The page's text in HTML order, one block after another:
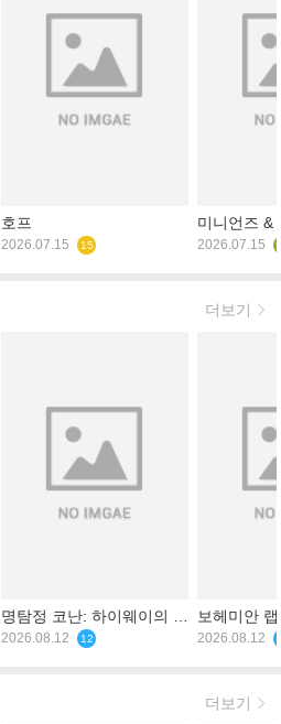
호프
2026.07.15 15
미니언즈 &
2026.07.15
더보기
명탐정 코난: 하이웨이의 타
천사
2026.08.12 12
보헤미안
2026.08.12
더보기